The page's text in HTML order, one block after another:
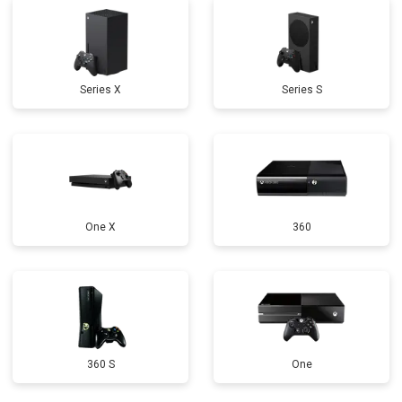
Series X Series S
One X 360
360 S One